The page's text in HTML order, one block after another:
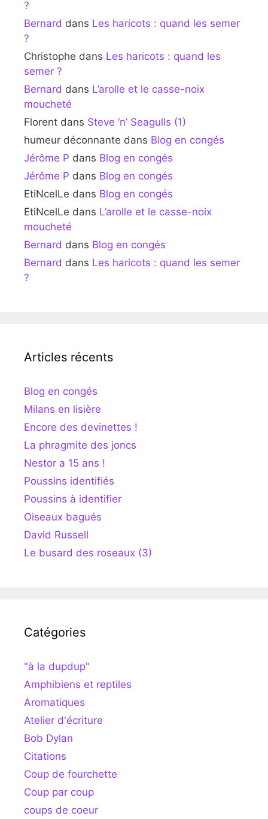
?
Bernard dans Les haricots : quand les semer
?
Christophe dans Les haricots : quand les
semer ?
Bernard dans L’arolle et le casse-noix
moucheté
Florent dans Steve ‘n’ Seagulls (1)
humeur déconnante dans Blog en congés
Jérôme P dans Blog en congés
Jérôme P dans Blog en congés
EtiNcelLe dans Blog en congés
EtiNcelLe dans L’arolle et le casse-noix
moucheté
Bernard dans Blog en congés
Bernard dans Les haricots : quand les semer
?
Articles récents
Blog en congés
Milans en lisière
Encore des devinettes !
La phragmite des joncs
Nestor a 15 ans !
Poussins identifiés
Poussins à identifier
Oiseaux bagués
David Russell
Le busard des roseaux (3)
Catégories
"à la dupdup"
Amphibiens et reptiles
Aromatiques
Atelier d'écriture
Bob Dylan
Citations
Coup de fourchette
Coup par coup
coups de coeur